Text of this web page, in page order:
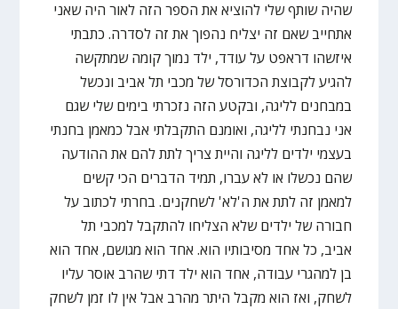
שהיה שותף שלי להוציא את הספר הזה לאור היה שאני
אתחייב שאם זה יצליח נהפוך את זה לסדרה. כתבתי
איזשהו דראפט על עודד, ילד נמוך קומה שמתקשה
להגיע לקבוצת הכדורסל של מכבי תל אביב ונכשל
במבחנים לליגה, ובקטע הזה נזכרתי בימים שלי שגם
אני נבחנתי לליגה, ואומנם התקבלתי אבל כמאמן בחנתי
בעצמי ילדים לליגה והיית צריך לתת להם את ההודעה
שהם נכשלו או לא עברו, תמיד הדברים הכי קשים
למאמן זה לתת את ה'לא' לשחקנים. בחרתי לכתוב על
חבורה של ילדים שלא הצליחו להתקבל למכבי תל
אביב, כל אחד מסיבותיו הוא. אחד הוא מגושם, אחד הוא
בן למהגרי עבודה, אחד הוא ילד דתי שהרב אוסר עליו
לשחק, ואז הוא מקבל היתר מהרב אבל אין לו זמן לשחק